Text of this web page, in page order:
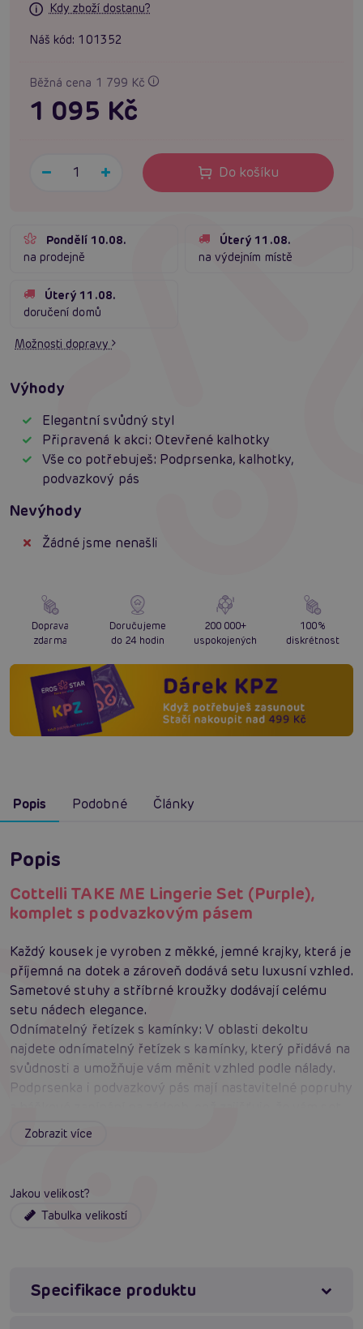
Kdy zboží dostanu?
Náš kód: 101352
Běžná cena 1 799 Kč
1 095 Kč
Do košíku
Pondělí 10.08.
na prodejně
Úterý 11.08.
na výdejním místě
Úterý 11.08.
doručení domů
Možnosti dopravy
Výhody
Elegantní svůdný styl
Připravená k akci: Otevřené kalhotky
Vše co potřebuješ: Podprsenka, kalhotky,
podvazkový pás
Nevýhody
Žádné jsme nenašli
Doprava
zdarma
Doručujeme
do 24 hodin
200 000+
uspokojených
100%
diskrétnost
Popis Podobné Články
Popis
Cottelli TAKE ME Lingerie Set (Purple),
komplet s podvazkovým pásem
Každý kousek je vyroben z měkké, jemné krajky, která je
příjemná na dotek a zároveň dodává setu luxusní vzhled.
Sametové stuhy a stříbrné kroužky dodávají celému
setu nádech elegance.
Odnímatelný řetízek s kamínky: V oblasti dekoltu
najdete odnímatelný řetízek s kamínky, který přidává na
svůdnosti a umožňuje vám měnit vzhled podle nálady.
Podprsenka i podvazkový pás mají nastavitelné popruhy
perfektně padne a bude pohodlný po celý den i noc.
tvar.
tak, aby byly maximálně svůdné a zároveň pohodlné.
vám přidat své oblíbené punčochy.
Zobrazit více
Jakou velikost?
Tabulka velikostí
Specifikace produktu